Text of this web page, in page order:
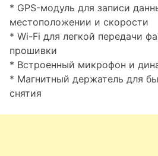
* GPS-модуль для записи
местоположении и скорости
* Wi-Fi для легкой передачи
прошивки
* Встроенный микрофон и
* Магнитный держатель для
снятия